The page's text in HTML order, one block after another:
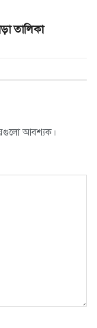
তালিকা
আবশ্যক।